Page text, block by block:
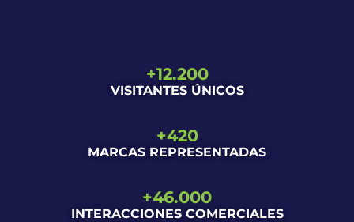
VISITANTES ÚNICOS
+12.200
MARCAS REPRESENTADAS
+420
INTERACCIONES COMERCIALES
+46.000